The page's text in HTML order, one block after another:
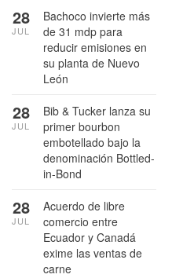
Bachoco invierte más
de 31 mdp para
reducir emisiones en
su planta de Nuevo
León
28
JUL
Bib & Tucker lanza su
primer bourbon
embotellado bajo la
denominación Bottled-
in-Bond
28
JUL
Acuerdo de libre
comercio entre
Ecuador y Canadá
exime las ventas de
carne
28
JUL